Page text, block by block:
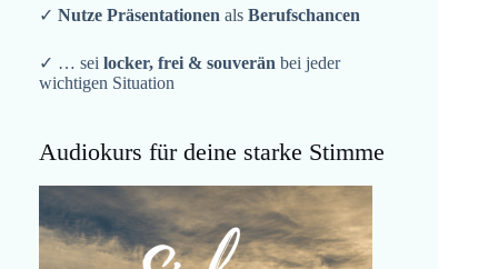
✓ Nutze Präsentationen als Berufschancen
✓ … sei locker, frei & souverän bei jeder
wichtigen Situation
Audiokurs für deine starke Stimme